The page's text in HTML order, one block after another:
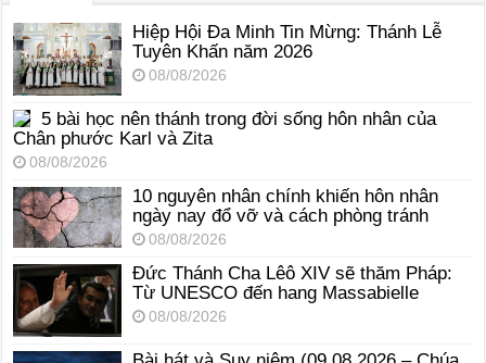
Hiệp Hội Đa Minh Tin Mừng: Thánh Lễ
Tuyên Khấn năm 2026
08/08/2026
5 bài học nên thánh trong đời sống hôn nhân của
Chân phước Karl và Zita
08/08/2026
10 nguyên nhân chính khiến hôn nhân
ngày nay đổ vỡ và cách phòng tránh
08/08/2026
Đức Thánh Cha Lêô XIV sẽ thăm Pháp:
Từ UNESCO đến hang Massabielle
08/08/2026